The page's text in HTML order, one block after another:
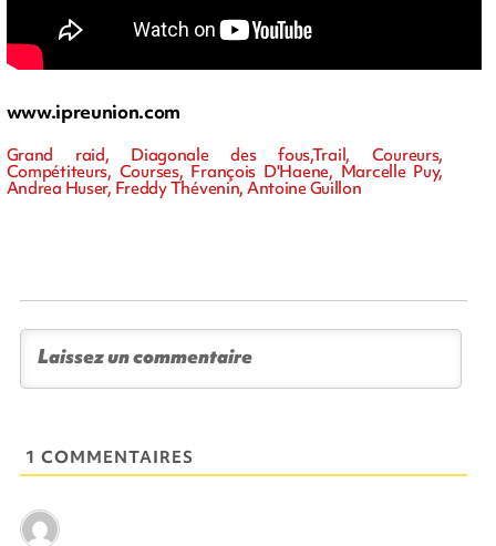
www.ipreunion.com
Grand raid, Diagonale des fous,Trail, Coureurs,
Compétiteurs, Courses, François D'Haene, Marcelle Puy,
Andrea Huser, Freddy Thévenin, Antoine Guillon
1 COMMENTAIRES